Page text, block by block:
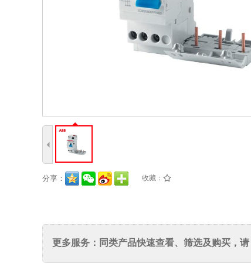
4
分享： 收藏： /
更多服务：同类产品快速查看、筛选及购买，请